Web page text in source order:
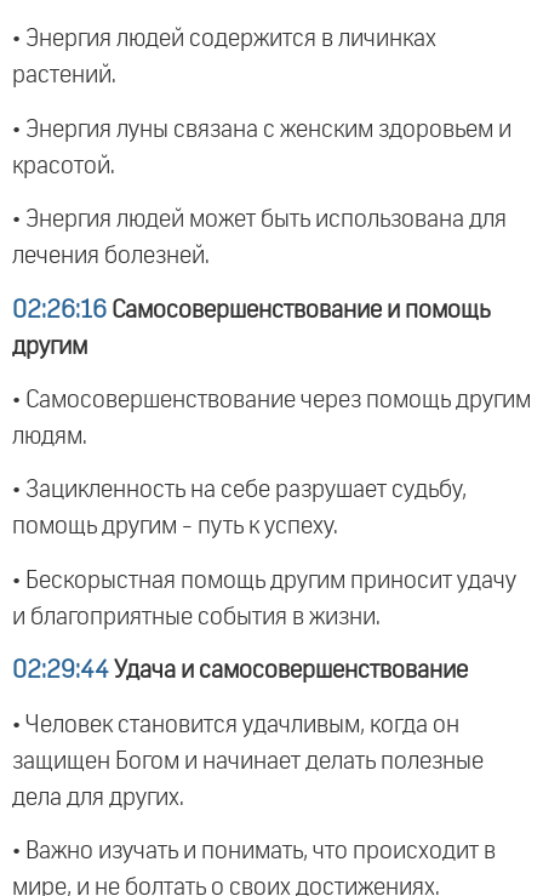
• Энергия людей содержится в личинках
растений.
• Энергия луны связана с женским здоровьем и
красотой.
• Энергия людей может быть использована для
лечения болезней.
02:26:16 Самосовершенствование и помощь
другим
• Самосовершенствование через помощь другим
людям.
• Зацикленность на себе разрушает судьбу,
помощь другим - путь к успеху.
• Бескорыстная помощь другим приносит удачу
и благоприятные события в жизни.
02:29:44 Удача и самосовершенствование
• Человек становится удачливым, когда он
защищен Богом и начинает делать полезные
дела для других.
• Важно изучать и понимать, что происходит в
мире, и не болтать о своих достижениях.